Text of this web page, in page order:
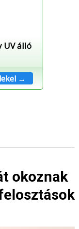
UV álló
→
okoznak